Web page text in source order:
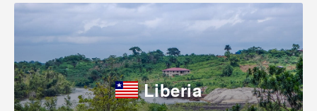
Liberia